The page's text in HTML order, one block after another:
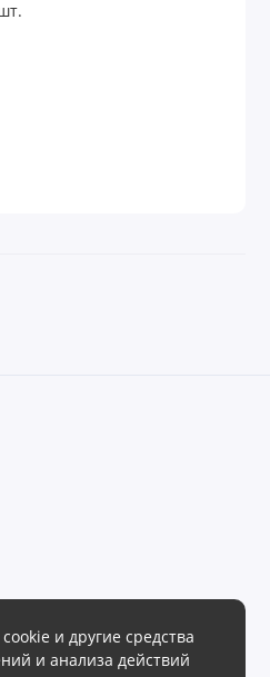
и другие средства
и анализа действий